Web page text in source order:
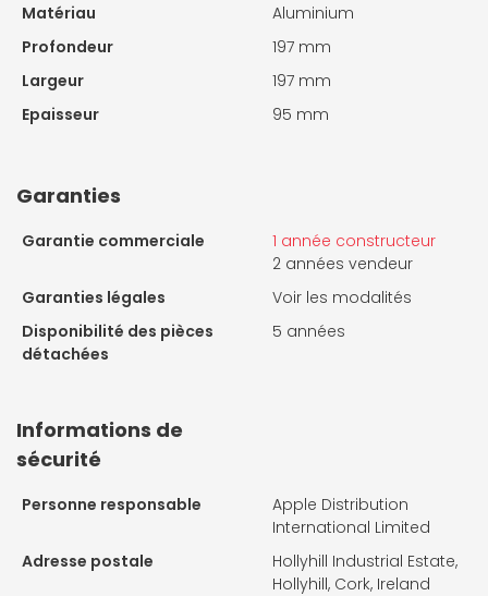
Matériau
Aluminium
Profondeur
197 mm
Largeur
197 mm
Epaisseur
95 mm
Garanties
Garantie commerciale
1 année constructeur
2 années vendeur
Garanties légales
Voir les modalités
Disponibilité des pièces
détachées
5 années
Informations de
sécurité
Personne responsable
Apple Distribution
International Limited
Adresse postale
Hollyhill Industrial Estate,
Hollyhill, Cork, Ireland